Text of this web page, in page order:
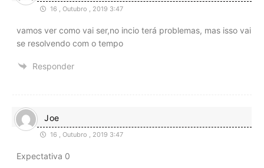
16 , Outubro , 2019 3:47
vamos ver como vai ser,no incio terá problemas, mas isso vai
se resolvendo com o tempo
Responder
Joe
16 , Outubro , 2019 3:47
Expectativa 0